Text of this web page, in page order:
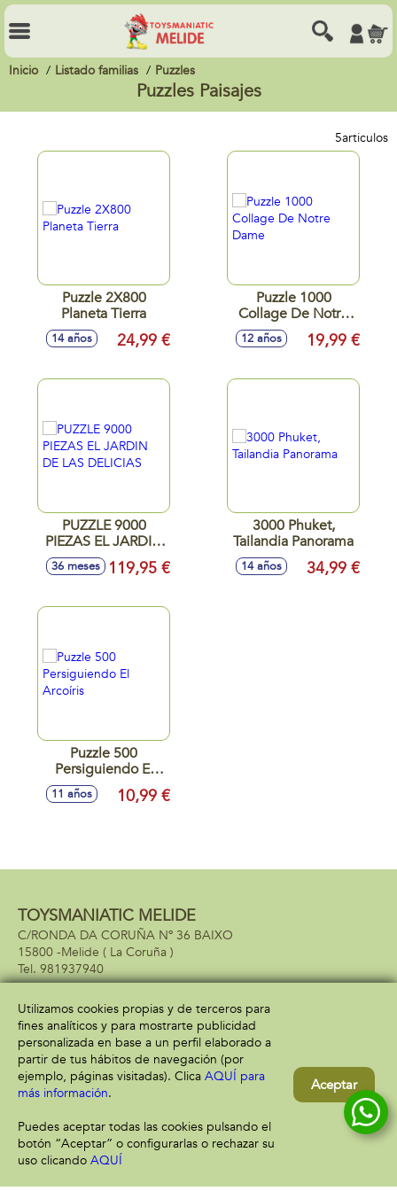
Inicio Listado familias Puzzles
Puzzles Paisajes
5articulos
Puzzle 2X800
Planeta Tierra
14 años 24,99 €
Puzzle 1000
Collage De Notre
Dame
12 años 19,99 €
PUZZLE 9000
PIEZAS EL JARDIN
DE LAS DELICIAS
36 meses 119,95 €
3000 Phuket,
Tailandia Panorama
14 años 34,99 €
Puzzle 500
Persiguiendo El
Arcoíris
11 años 10,99 €
Filtrar
TOYSMANIATIC MELIDE
C/RONDA DA CORUÑA Nº 36 BAIXO
15800 -Melide ( La Coruña )
981937940
Información
Aviso legal
Política de privacidad
Política de cookies
Atención al cliente
Envío y devolución
Contacto
Utilizamos cookies propias y de terceros para
fines analíticos y para mostrarte publicidad
personalizada en base a un perfil elaborado a
partir de tus hábitos de navegación (por
ejemplo, páginas visitadas). Clica AQUÍ para
más información.
Puedes aceptar todas las cookies pulsando el
botón “Aceptar” o configurarlas o rechazar su
uso clicando AQUÍ
Aceptar